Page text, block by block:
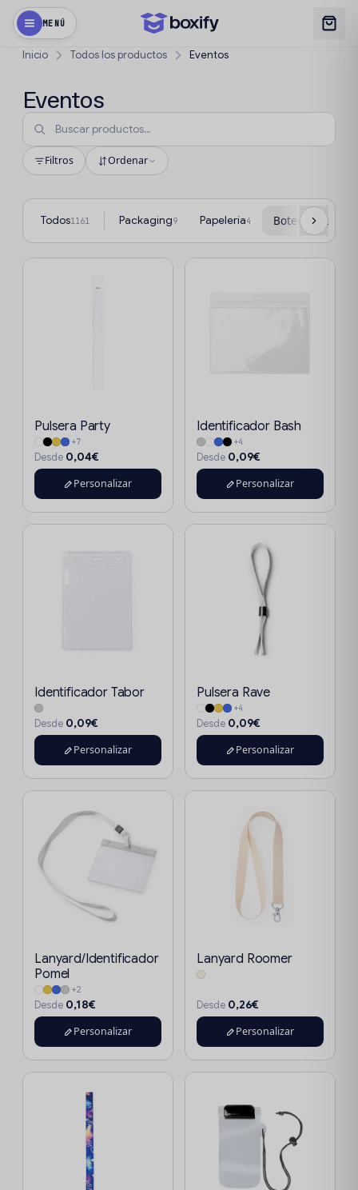
MENÚ
Inicio Todos los productos Eventos
Eventos
Filtros Ordenar
Todos1161 Packaging9 Papelería4 Botellas y
Pulsera Party
+7
Desde 0,04€
Personalizar
Identificador Bash
+4
Desde 0,09€
Personalizar
Identificador Tabor
Desde 0,09€
Personalizar
Pulsera Rave
+4
Desde 0,09€
Personalizar
Lanyard/Identificador
Pomel
+2
Desde 0,18€
Personalizar
Lanyard Roomer
Desde 0,26€
Personalizar